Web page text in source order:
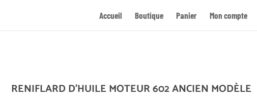
Accueil Boutique Panier Mon compte
RENIFLARD D’HUILE MOTEUR 602 ANCIEN MODÈLE